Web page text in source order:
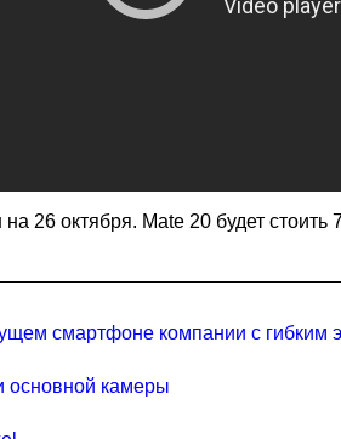
26 октября. Mate 20 будет
смартфоне компании с гибким
основной камеры